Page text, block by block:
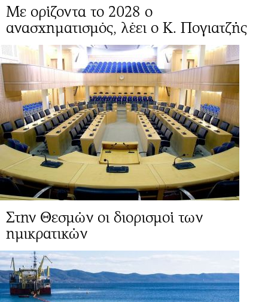
Mε ορίζοντα το 2028 ο
ανασχηματισμός, λέει ο Κ. Πογιατζής
Στην Θεσμών οι διορισμοί των
ημικρατικών